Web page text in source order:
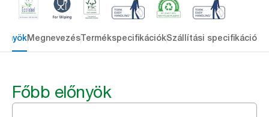
MegnevezésTermékspecifikációkSzállítási specifikációk
Főbb előnyök